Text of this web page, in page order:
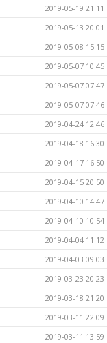
2019-05-19 21:11
2019-05-13 20:01
2019-05-08 15:15
2019-05-07 10:45
2019-05-07 07:47
2019-05-07 07:46
2019-04-24 12:46
2019-04-18 16:30
2019-04-17 16:50
2019-04-15 20:50
2019-04-10 14:47
2019-04-10 10:54
2019-04-04 11:12
2019-04-03 09:03
2019-03-23 20:23
2019-03-18 21:20
2019-03-11 22:09
2019-03-11 13:59